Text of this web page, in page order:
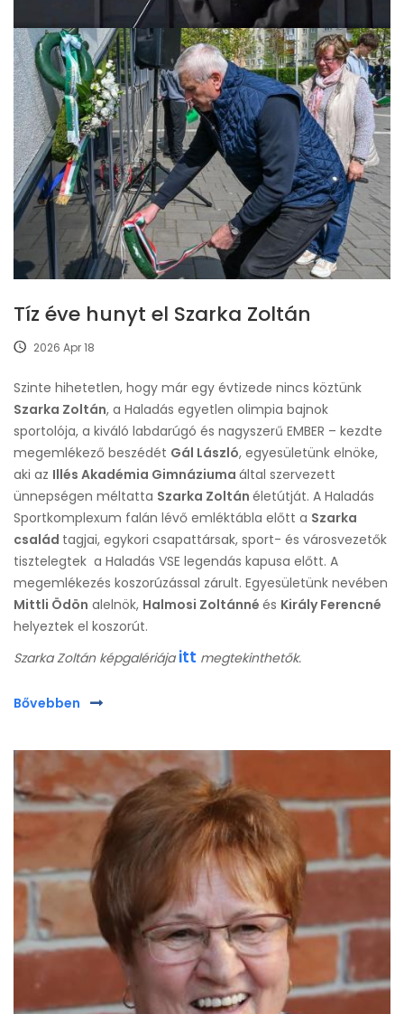
Tíz éve hunyt el Szarka Zoltán
2026 Apr 18
Szinte hihetetlen, hogy már egy évtizede nincs köztünk
Szarka Zoltán, a Haladás egyetlen olimpia bajnok
sportolója, a kiváló labdarúgó és nagyszerű EMBER – kezdte
megemlékező beszédét Gál László, egyesületünk elnöke,
aki az Illés Akadémia Gimnáziuma által szervezett
ünnepségen méltatta Szarka Zoltán életútját. A Haladás
Sportkomplexum falán lévő emléktábla előtt a Szarka
család tagjai, egykori csapattársak, sport- és városvezetők
tisztelegtek a Haladás VSE legendás kapusa előtt. A
megemlékezés koszorúzással zárult. Egyesületünk nevében
Mittli Ödön alelnök, Halmosi Zoltánné és Király Ferencné
helyeztek el koszorút.
Szarka Zoltán képgalériája itt megtekinthetők.
Bővebben